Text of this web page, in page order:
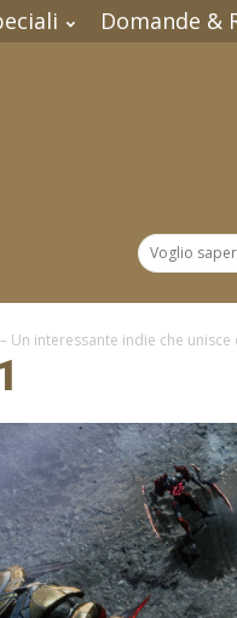
Domande &
Un interessante indie che unisce